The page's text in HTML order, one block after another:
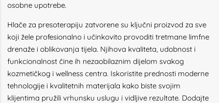
osobne upotrebe.
Hlače za presoterapiju zatvorene su ključni proizvod za sve
koji žele profesionalno i učinkovito provoditi tretmane limfne
drenaže i oblikovanja tijela. Njihova kvaliteta, udobnost i
funkcionalnost čine ih nezaobilaznim dijelom svakog
kozmetičkog i wellness centra. Iskoristite prednosti moderne
tehnologije i kvalitetnih materijala kako biste svojim
klijentima pružili vrhunsku uslugu i vidljive rezultate. Dodajte